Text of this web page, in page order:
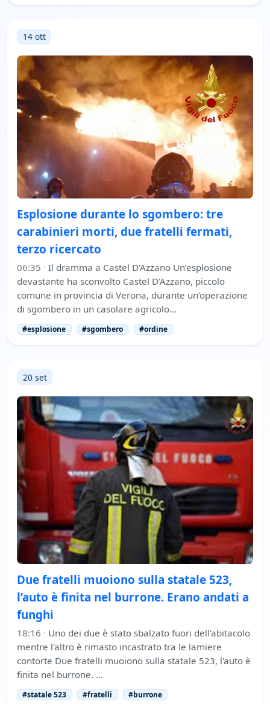
14 ott
Esplosione durante lo sgombero: tre
carabinieri morti, due fratelli fermati,
terzo ricercato
06:35 · Il dramma a Castel D'Azzano Un’esplosione
devastante ha sconvolto Castel D'Azzano, piccolo
comune in provincia di Verona, durante un’operazione
di sgombero in un casolare agricolo…
#esplosione #sgombero #ordine
20 set
Due fratelli muoiono sulla statale 523,
l’auto è finita nel burrone. Erano andati a
funghi
18:16 · Uno dei due è stato sbalzato fuori dell'abitacolo
mentre l'altro è rimasto incastrato tra le lamiere
contorte Due fratelli muoiono sulla statale 523, l'auto è
finita nel burrone. …
#statale 523 #fratelli #burrone